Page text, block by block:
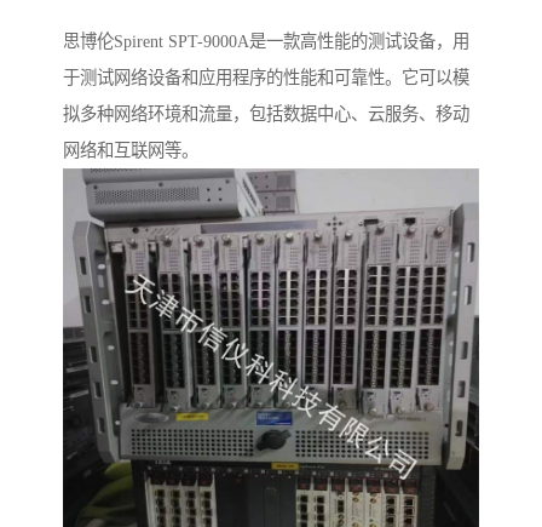
思博伦Spirent SPT-9000A是一款高性能的测试设备，用
于测试网络设备和应用程序的性能和可靠性。它可以模
拟多种网络环境和流量，包括数据中心、云服务、移动
网络和互联网等。